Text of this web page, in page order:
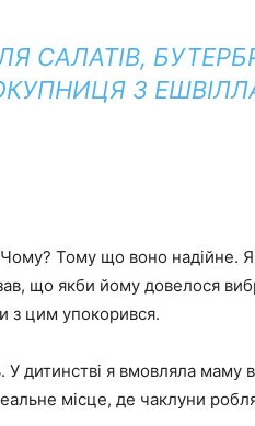
САЛАТІВ,
З
Чому? Тому що воно надійне.
що якби йому довелося
з цим упокорився.
У дитинстві я вмовляла маму
місце, де чаклуни